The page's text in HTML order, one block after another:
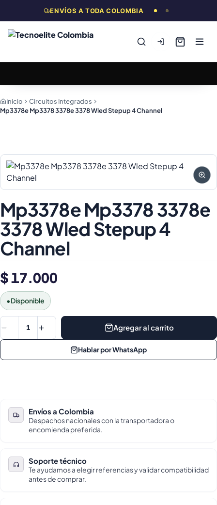
ENVÍOS A TODA COLOMBIA
Inicio
Circuitos Integrados
Mp3378e Mp3378 3378e 3378 Wled Stepup 4 Channel
Mp3378e Mp3378 3378e
3378 Wled Stepup 4
Channel
$ 17.000
•Disponible
1 Agregar al carrito
Hablar por WhatsApp
Envíos a Colombia
Despachos nacionales con la transportadora o
encomienda preferida.
Soporte técnico
Te ayudamos a elegir referencias y validar compatibilidad
antes de comprar.